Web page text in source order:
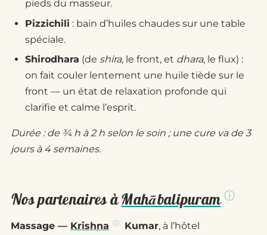
pieds du masseur.
Pizzichili : bain d’huiles chaudes sur une table
spéciale.
Shirodhara (de shira, le front, et dhara, le flux) :
on fait couler lentement une huile tiède sur le
front — un état de relaxation profonde qui
clarifie et calme l’esprit.
Durée : de ¾ h à 2 h selon le soin ; une cure va de 3
jours à 4 semaines.
Nos partenaires àMahābalipuram
Massage — Krishna Kumar, à l’hôtel